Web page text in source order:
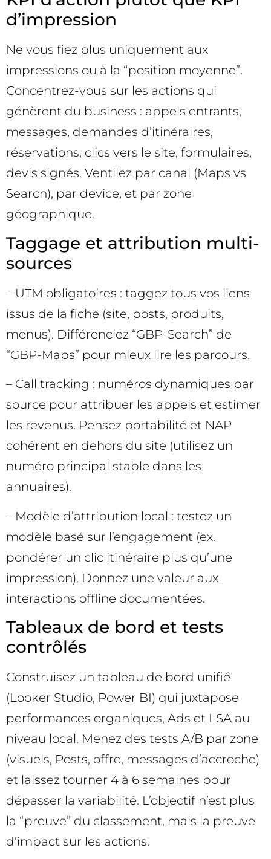
d’impression
Ne vous fiez plus uniquement aux
impressions ou à la “position moyenne”.
Concentrez-vous sur les actions qui
génèrent du business : appels entrants,
messages, demandes d’itinéraires,
réservations, clics vers le site, formulaires,
devis signés. Ventilez par canal (Maps vs
Search), par device, et par zone
géographique.
Taggage et attribution multi-
sources
– UTM obligatoires : taggez tous vos liens
issus de la fiche (site, posts, produits,
menus). Différenciez “GBP-Search” de
“GBP-Maps” pour mieux lire les parcours.
– Call tracking : numéros dynamiques par
source pour attribuer les appels et estimer
les revenus. Pensez portabilité et NAP
cohérent en dehors du site (utilisez un
numéro principal stable dans les
annuaires).
– Modèle d’attribution local : testez un
modèle basé sur l’engagement (ex.
pondérer un clic itinéraire plus qu’une
impression). Donnez une valeur aux
interactions offline documentées.
Tableaux de bord et tests
contrôlés
Construisez un tableau de bord unifié
(Looker Studio, Power BI) qui juxtapose
performances organiques, Ads et LSA au
niveau local. Menez des tests A/B par zone
(visuels, Posts, offre, messages d’accroche)
et laissez tourner 4 à 6 semaines pour
dépasser la variabilité. L’objectif n’est plus
la “preuve” du classement, mais la preuve
d’impact sur les actions.